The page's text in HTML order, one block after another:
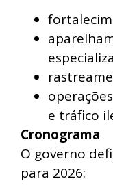
e tráfico
Cronograma
O governo
para 2026: